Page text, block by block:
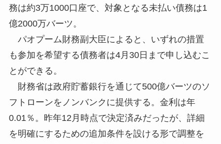
務は約3万1000口座で、対象となる未払い債務は1
億2000万バーツ。
パオプーム財務副大臣によると、いずれの措置
も参加を希望する債務者は4月30日まで申し込むこ
とができる。
財務省は政府貯蓄銀行を通じて500億バーツのソ
フトローンをノンバンクに提供する。金利は年
0.01％。昨年12月時点で決定済みだったが、詳細
を明確にするための追加条件を設ける形で調整を